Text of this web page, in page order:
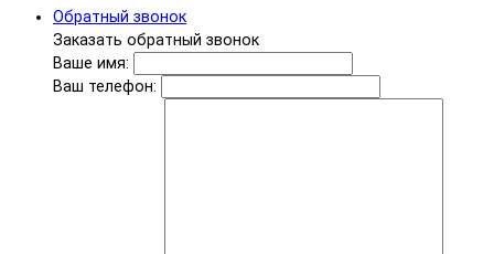
Обратный звонок
Заказать обратный звонок
Ваше имя:
Ваш телефон: